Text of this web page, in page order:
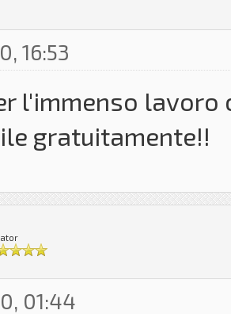
16:53
l'immenso
gratuitamente!!
01:44